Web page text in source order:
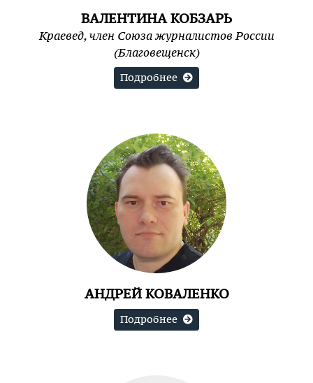
ВАЛЕНТИНА КОБЗАРЬ
Краевед, член Союза журналистов России
(Благовещенск)
Подробнее
АНДРЕЙ КОВАЛЕНКО
Подробнее